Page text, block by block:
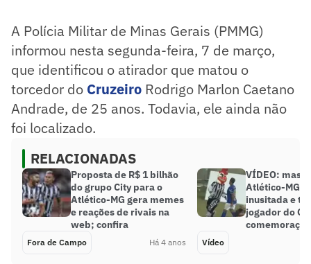
A Polícia Militar de Minas Gerais (PMMG)
informou nesta segunda-feira, 7 de março,
que identificou o atirador que matou o
torcedor do Cruzeiro Rodrigo Marlon Caetano
Andrade, de 25 anos. Todavia, ele ainda não
foi localizado.
RELACIONADAS
Proposta de R$ 1 bilhão
do grupo City para o
Atlético-MG gera memes
e reações de rivais na
web; confira
Fora de Campo Há 4 anos
VÍDEO:
Atlético-MG
inusitada e
jogador do
comemoração
Vídeo